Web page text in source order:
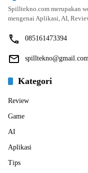
Spilltekno.com merupakan
mengenai Aplikasi, AI,
085161473394
spilltekno@gmail.com
Kategori
Review
Game
AI
Aplikasi
Tips